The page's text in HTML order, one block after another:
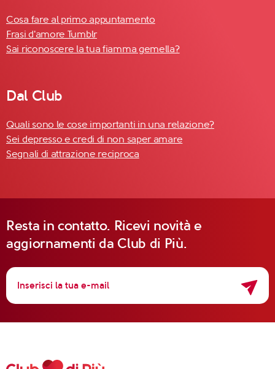
Cosa fare al primo appuntamento
Frasi d'amore Tumblr
Sai riconoscere la tua fiamma gemella?
Dal Club
Quali sono le cose importanti in una relazione?
Sei depresso e credi di non saper amare
Segnali di attrazione reciproca
Resta in contatto. Ricevi novità e
aggiornamenti da Club di Più.